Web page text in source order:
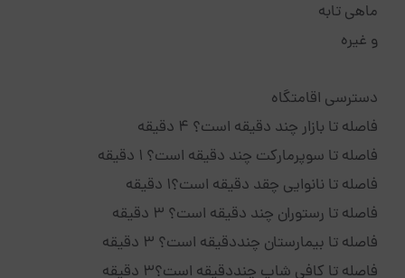
ماهی تابه
و غیره
دسترسی اقامتگاه
فاصله تا بازار چند دقیقه است؟ 4 دقیقه
فاصله تا سوپرمارکت چند دقیقه است؟ 1 دقیقه
فاصله تا نانوایی چقد دقیقه است؟1 دقیقه
فاصله تا رستوران چند دقیقه است؟ 3 دقیقه
فاصله تا بیمارستان چنددقیقه است؟ 3 دقیقه
فاصله تا کافی شاپ چنددقیقه است؟3 دقیقه